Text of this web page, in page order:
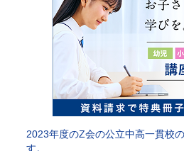
2023年度のZ会の公立中高一貫校
す。